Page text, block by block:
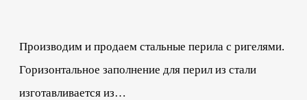
Производим и продаем стальные перила с ригелями.
Горизонтальное заполнение для перил из стали
изготавливается из…